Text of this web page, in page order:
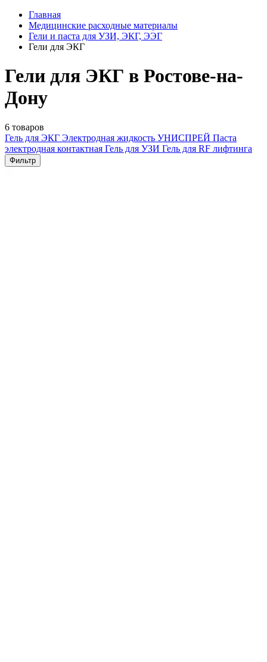
Главная
Медицинские расходные материалы
Гели и паста для УЗИ, ЭКГ, ЭЭГ
Гели для ЭКГ
Гели для ЭКГ в Ростове-на-
Дону
6 товаров
Гель для ЭКГ Электродная жидкость УНИСПРЕЙ Паста
электродная контактная Гель для УЗИ Гель для RF лифтинга
Фильтр